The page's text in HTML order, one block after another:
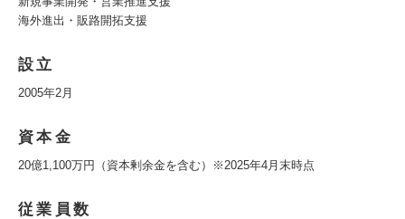
海外進出・販路開拓支援
設立
2005年2月
資本金
20億1,100万円（資本剰余金を含む）※2025年4月末時点
従業員数